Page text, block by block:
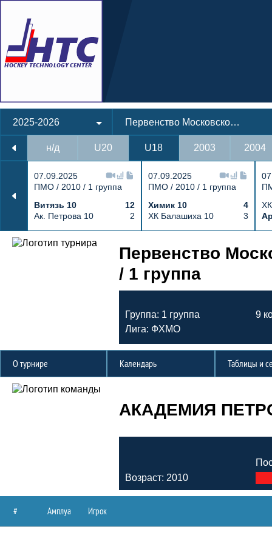
2025-2026 Первенство Московской области
н/д U20 U18 2003 2004
07.09.2025
ПМО / 2010 / 1 группа
Витязь 10
12
Ак. Петрова 10
2
07.09.2025
ПМО / 2010 / 1 группа
Химик 10
4
ХК Балашиха 10
3
Первенство
/ 1 группа
Группа: 1 группа
Лига: ФХМО
9
О турнире Календарь Таблицы и
АКАДЕМИЯ
Возраст: 2010
# Амплуа Игрок